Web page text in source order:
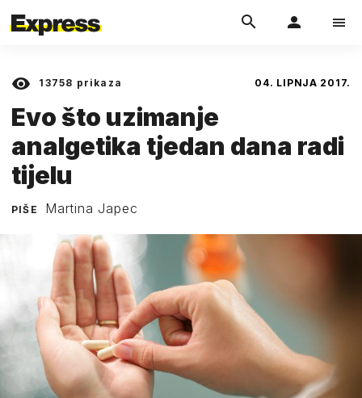
13758 prikaza 04. LIPNJA 2017.
Evo što uzimanje
analgetika tjedan dana radi
tijelu
PIŠE Martina Japec